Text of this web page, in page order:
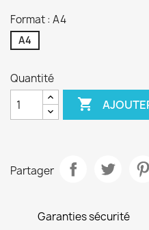
Format : A4
A4
Quantité

Partager
Garanties sécurité